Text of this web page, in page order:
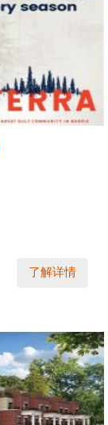
了解详情